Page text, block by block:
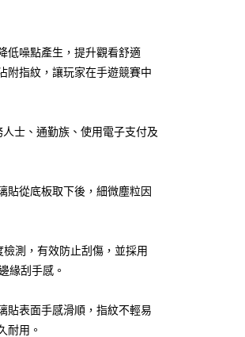
第一商業銀行
彰化商業銀行
華泰商業銀行
中國信託商業銀行
21家銀行
第一商業銀行
台中商業銀行
永豐商業銀行
21家銀行
台北富邦商業銀行
遠東國際商業銀行
中國信託商業銀行
低噪點產生，提升觀看舒適
附指紋，讓玩家在手遊競賽中
士、通勤族、使用電子支付及
貼從底板取下後，細微塵粒因
測，有效防止刮傷，並採用
緣刮手感。
貼表面手感滑順，指紋不輕易
耐用。